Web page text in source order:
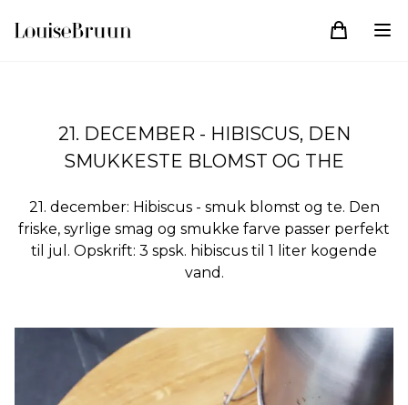
21. DECEMBER - HIBISCUS, DEN
SMUKKESTE BLOMST OG THE
21. december: Hibiscus - smuk blomst og te. Den
friske, syrlige smag og smukke farve passer perfekt
til jul. Opskrift: 3 spsk. hibiscus til 1 liter kogende
vand.